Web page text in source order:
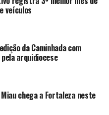
veículos
da Caminhada com
arquidiocese
chega a Fortaleza neste